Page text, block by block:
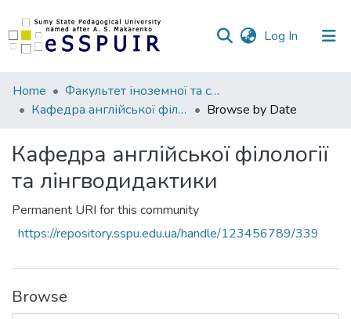
Log In (current)
Communities
&
All of DSpace
Home
Факультет іноземної та слов’янської філології
Кафедра англійської філології та лінгводидактики
Browse by Date
Кафедра англійської філології
та лінгводидактики
Permanent URI for this community
https://repository.sspu.edu.ua/handle/123456789/339
Browse